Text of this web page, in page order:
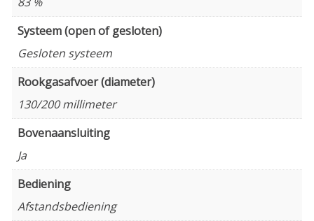
Systeem (open of gesloten)
Gesloten systeem
Rookgasafvoer (diameter)
130/200 millimeter
Bovenaansluiting
Ja
Bediening
Afstandsbediening